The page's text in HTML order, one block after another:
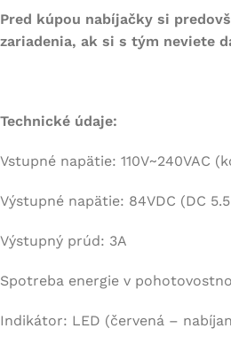
Pred kúpou nabíjačky si
zariadenia, ak si s tým neviete
Technické údaje:
Vstupné napätie: 110V~240VAC
Výstupné napätie: 84VDC (DC
Výstupný prúd: 3A
Spotreba energie v
Indikátor: LED (červená –